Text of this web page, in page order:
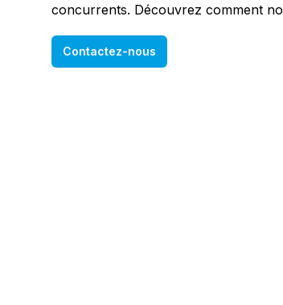
concurrents. Découvrez comment
Contactez-nous